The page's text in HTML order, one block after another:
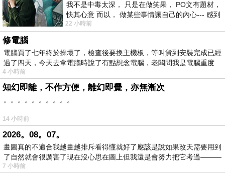
=>點此取得優惠<=
好人如何被陷害？壞人如何挖坑給人跳？
這是一本羅織罪狀、陷害無辜的「害人寶典」。
我不是中毒太深， 只是在做笑果， PO文有題材，
快其心意 而以， 做某些事情讓自己的內心--- 感到
愉快。
22 小時前
修電腦
電腦買了七年終於操壞了，檢查後要換主機板，等叫貨到安裝完成已經
過了四天，今天去拿電腦時說了有點想念電腦，老闆問我是電腦重度
4 小時前
知幻即離，不作方便，離幻即覺，亦無漸次
。。。。。。。。。。
14 小時前
2026。08。07。
畫圖真的不適合我越畫越排斥看得懂就好了應該是說如果改天需要用到
了自然就會很厲害了現在沒心思在圖上但我還是會努力把它考過———
7 小時前